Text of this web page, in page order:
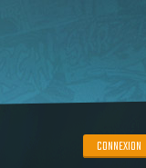
CONNEXION